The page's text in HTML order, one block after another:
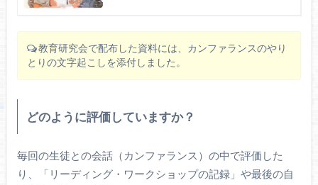
教育研究会で配布した資料には、カンファランスのやり
とりの文字起こしを添付しました。
どのように評価していますか？
毎回の生徒との会話（カンファランス）の中で評価した
り、「リーディング・ワークショップの記録」や最後の自